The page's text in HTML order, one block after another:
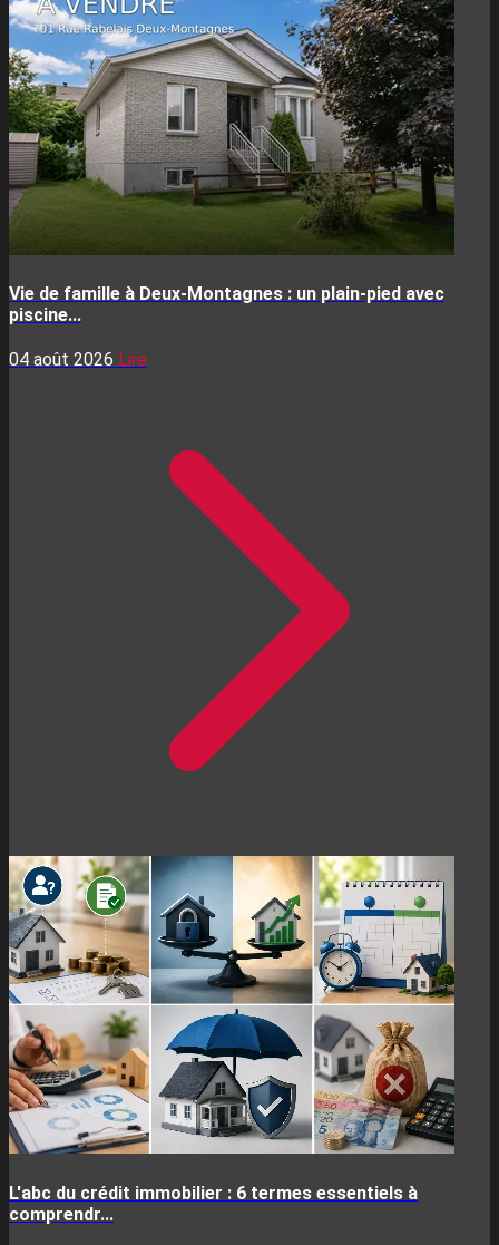
Vie de famille à Deux-Montagnes : un plain-pied avec
piscine...
04 août 2026 Lire
L'abc du crédit immobilier : 6 termes essentiels à
comprendr...